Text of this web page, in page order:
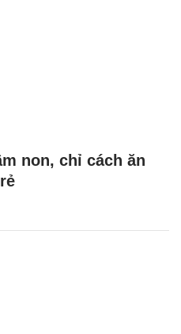
non, chỉ cách ăn